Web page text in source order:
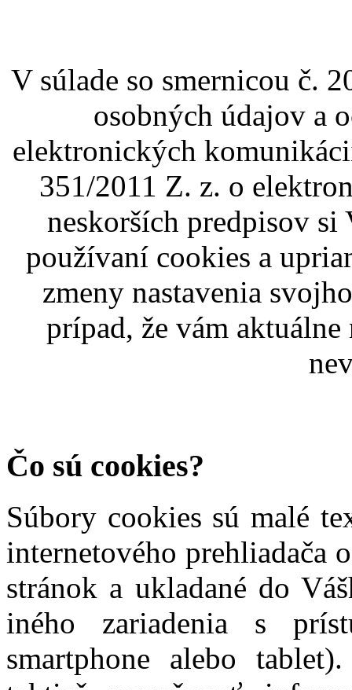
V súlade so smernicou č.
osobných údajov a
elektronických
351/2011 Z. z. o
neskorších predpisov
používaní cookies a
zmeny nastavenia
prípad, že vám
Čo sú cookies?
Súbory cookies sú malé
internetového prehliadača
stránok a ukladané do
iného zariadenia s
smartphone alebo